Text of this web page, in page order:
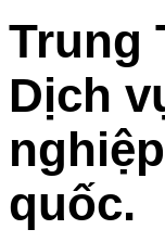
Trung
Dịch
quốc.